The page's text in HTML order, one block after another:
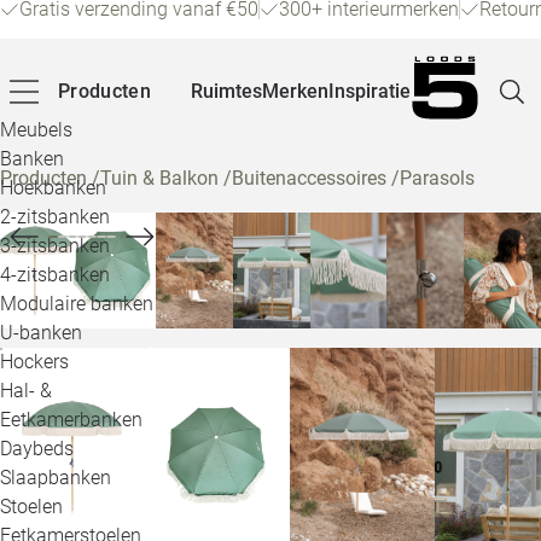
Gratis verzending vanaf €50 300+ interieurmerken
Producten
Meubels
Banken
Hoekbanken
2-zitsbanken
3-zitsbanken
4-zitsbanken
Modulaire banken
U-banken
Hockers
Hal- &
Eetkamerbanken
Daybeds
Slaapbanken
Stoelen
Eetkamerstoelen
RuimtesMerkenInspiratie
Producten/Tuin & Balkon /Buitenaccessoires /Parasols